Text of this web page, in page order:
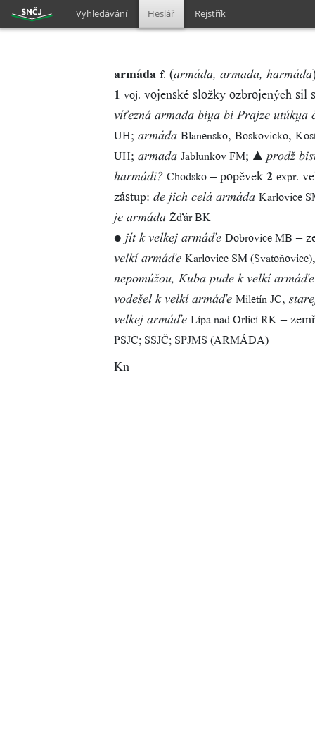
Vyhledávání Heslář Rejstřík
armáda f. (armáda, armada, harmáda
1 voj. vojenské složky ozbrojených sil
víťezná armada bia bi Prajze utúka
UH; armáda Blanensko, Boskovicko,
UH; armada Jablunkov FM; ▲ prodž
harmádi? Chodsko – popěvek 2 expr.
zástup: de jich celá armáda Karlovice
je armáda Žďár BK
● jít k velkej armáďe Dobrovice MB –
velkí armáďe Karlovice SM (Svatoňovice)
nepomúžou, Kuba pude k velkí armáďe
vodešel k velkí armáďe Miletín JC,
velkej armáďe Lípa nad Orlicí RK –
PSJČ; SSJČ; SPJMS (ARMÁDA)
Kn